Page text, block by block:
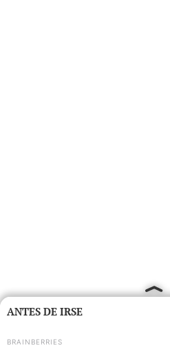
ANTES DE IRSE